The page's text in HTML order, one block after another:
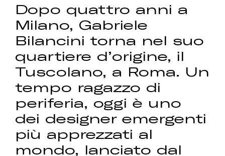
Dopo quattro anni a
Milano, Gabriele
Bilancini torna nel suo
quartiere d’origine, il
Tuscolano, a Roma. Un
tempo ragazzo di
periferia, oggi è uno
dei designer emergenti
più apprezzati al
mondo, lanciato dal